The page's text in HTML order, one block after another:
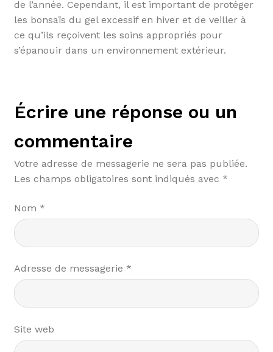
de l’année. Cependant, il est important de protéger
les bonsaïs du gel excessif en hiver et de veiller à
ce qu’ils reçoivent les soins appropriés pour
s’épanouir dans un environnement extérieur.
Écrire une réponse ou un
commentaire
Votre adresse de messagerie ne sera pas publiée.
Les champs obligatoires sont indiqués avec *
Nom *
Adresse de messagerie *
Site web